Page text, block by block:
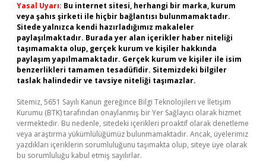
Yasal Uyarı: Bu internet sitesi, herhangi bir marka, kurum
veya şahıs şirketi ile hiçbir bağlantısı bulunmamaktadır.
Sitede yalnızca kendi hazırladığımız makaleler
paylaşılmaktadır. Burada yer alan içerikler haber niteliği
taşımamakta olup, gerçek kurum ve kişiler hakkında
paylaşım yapılmamaktadır. Gerçek kurum ve kişiler ile isim
benzerlikleri tamamen tesadüfidir. Sitemizdeki bilgiler
taslak halindedir ve tavsiye niteliği taşımazlar.
Sitemiz, 5651 Sayılı Kanun gereğince Bilgi Teknolojileri ve İletişim
Kurumu (BTK) tarafından onaylanmış bir Yer Sağlayıcı olarak hizmet
vermektedir. Bu nedenle, sitedeki içerikleri proaktif olarak denetleme
veya araştırma yükümlülüğümüz bulunmamaktadır. Ancak, üyelerimiz
yazdıkları içeriklerin sorumluluğunu taşımakta olup, siteye üye olarak
bu sorumluluğu kabul etmiş sayılırlar.